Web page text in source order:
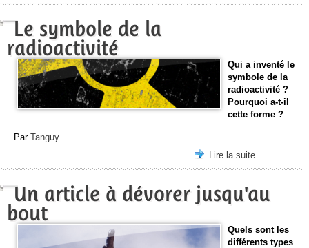
Le symbole de la
radioactivité
Qui a inventé le
symbole de la
radioactivité ?
Pourquoi a-t-il
cette forme ?
Par Tanguy
Lire la suite…
Un article à dévorer jusqu'au
bout
Quels sont les
différents types